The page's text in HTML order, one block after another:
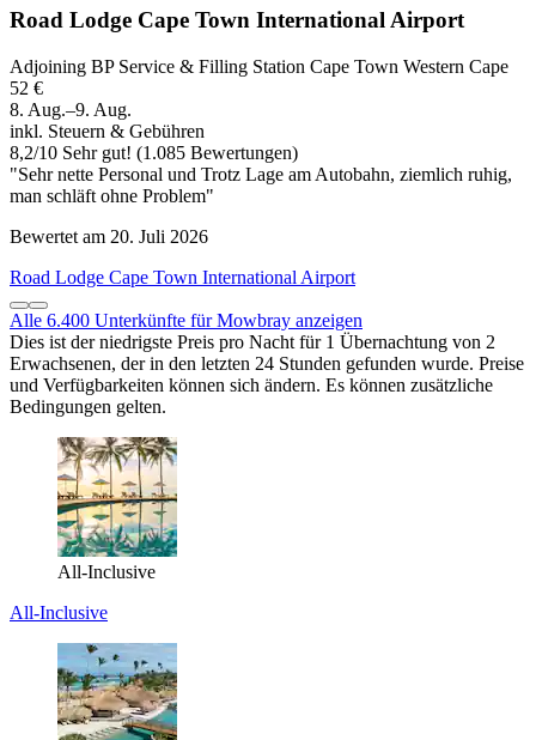
Road Lodge Cape Town International Airport
Adjoining BP Service & Filling Station Cape Town Western Cape
52 €
8. Aug.–9. Aug.
inkl. Steuern & Gebühren
8,2/10 Sehr gut! (1.085 Bewertungen)
"Sehr nette Personal und Trotz Lage am Autobahn, ziemlich ruhig,
man schläft ohne Problem"
Bewertet am 20. Juli 2026
Road Lodge Cape Town International Airport
Alle 6.400 Unterkünfte für Mowbray anzeigen
Dies ist der niedrigste Preis pro Nacht für 1 Übernachtung von 2
Erwachsenen, der in den letzten 24 Stunden gefunden wurde. Preise
und Verfügbarkeiten können sich ändern. Es können zusätzliche
Bedingungen gelten.
All-Inclusive
All-Inclusive